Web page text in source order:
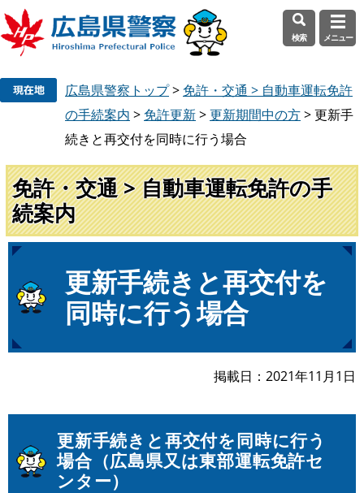
頭
で
す
。
飛
ば
し
て
本
検索 メニュー
広島県警察トップ> 免許・交通 > 自動車運転免許
の手続案内 > 免許更新>更新期間中の方>更新手
続きと再交付を同時に行う場合
免許・交通 > 自動車運転免許の手
続案内
文
更新手続きと再交付を
同時に行う場合
掲載日 2021年11月1日
更新手続きと再交付を同時に行う
場合（広島県又は東部運転免許セ
ンター）